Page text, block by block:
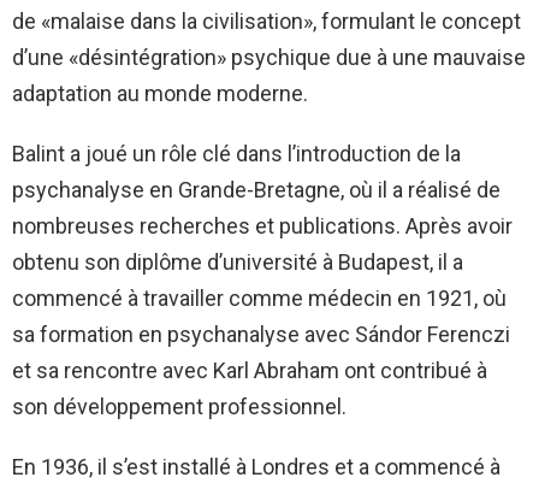
de «malaise dans la civilisation», formulant le concept
d’une «désintégration» psychique due à une mauvaise
adaptation au monde moderne.
Balint a joué un rôle clé dans l’introduction de la
psychanalyse en Grande-Bretagne, où il a réalisé de
nombreuses recherches et publications. Après avoir
obtenu son diplôme d’université à Budapest, il a
commencé à travailler comme médecin en 1921, où
sa formation en psychanalyse avec Sándor Ferenczi
et sa rencontre avec Karl Abraham ont contribué à
son développement professionnel.
En 1936, il s’est installé à Londres et a commencé à